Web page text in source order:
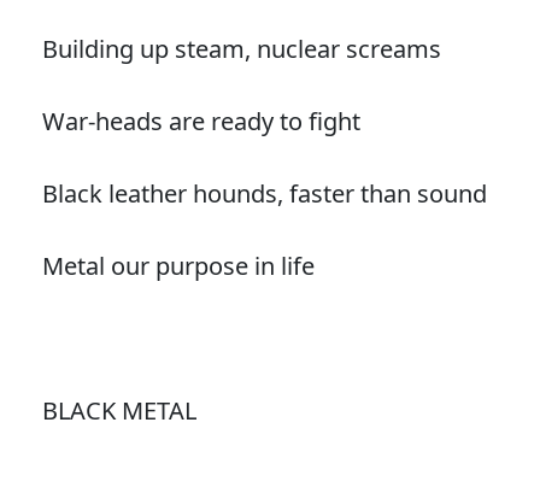
Building up steam, nuclear screams
War-heads are ready to fight
Black leather hounds, faster than sound
Metal our purpose in life
BLACK METAL